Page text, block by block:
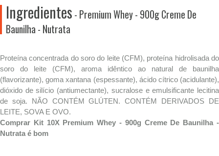
Ingredientes - Premium Whey - 900g Creme De
Baunilha - Nutrata
Proteína concentrada do soro do leite (CFM), proteína hidrolisada do
soro do leite (CFM), aroma idêntico ao natural de baunilha
(flavorizante), goma xantana (espessante), ácido cítrico (acidulante),
dióxido de silício (antiumectante), sucralose e emulsificante lecitina
de soja. NÃO CONTÉM GLÚTEN. CONTÉM DERIVADOS DE
LEITE, SOVA E OVO.
Comprar Kit 10X Premium Whey - 900g Creme De Baunilha -
Nutrata é bom